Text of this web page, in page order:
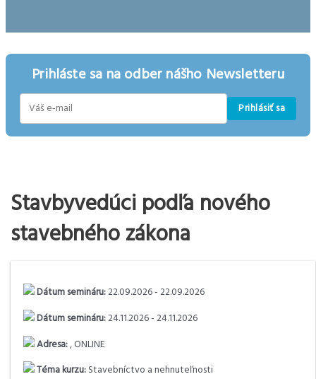
Prihláste sa na odber nášho Newsletteru
Prihlásiť sa
Stavbyvedúci podľa nového
stavebného zákona
Dátum semináru:22.09.2026 - 22.09.2026
Dátum semináru:24.11.2026 - 24.11.2026
Adresa:, ONLINE
Téma kurzu:Stavebníctvo a nehnuteľnosti